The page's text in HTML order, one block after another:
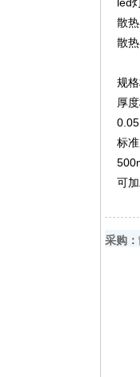
散
散
规
厚
标
可
采购